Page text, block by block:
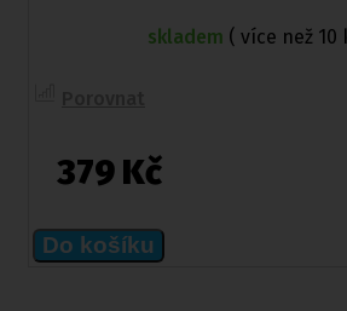
skladem ( více než 10
379 Kč
Do košíku